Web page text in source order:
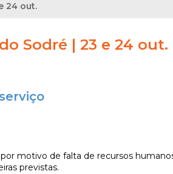
24 out.
Sodré | 23 e 24 out.
motivo de falta de recursos
previstas.